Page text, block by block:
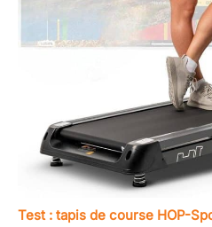
Test : tapis de course HOP-